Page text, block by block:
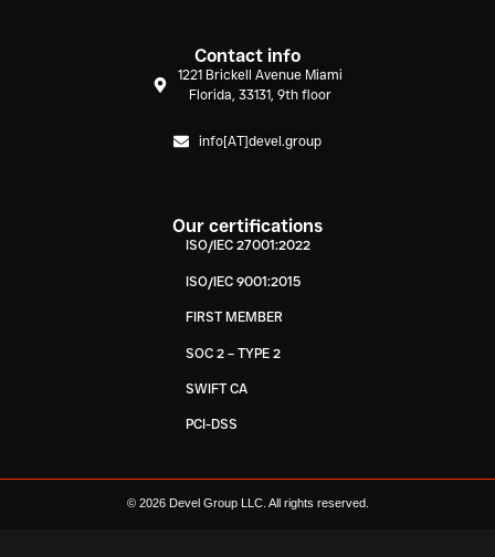
Contact info
1221 Brickell Avenue Miami
Florida, 33131, 9th floor
info[AT]devel.group
Our certifications
ISO/IEC 27001:2022
ISO/IEC 9001:2015
FIRST MEMBER
SOC 2 – TYPE 2
SWIFT CA
PCI-DSS
© 2026 Devel Group LLC. All rights reserved.